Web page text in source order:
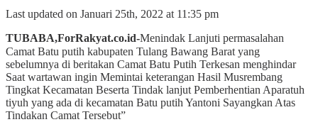
Last updated on Januari 25th, 2022 at 11:35 pm
TUBABA,ForRakyat.co.id-Menindak Lanjuti permasalahan
Camat Batu putih kabupaten Tulang Bawang Barat yang
sebelumnya di beritakan Camat Batu Putih Terkesan menghindar
Saat wartawan ingin Memintai keterangan Hasil Musrembang
Tingkat Kecamatan Beserta Tindak lanjut Pemberhentian Aparatuh
tiyuh yang ada di kecamatan Batu putih Yantoni Sayangkan Atas
Tindakan Camat Tersebut”